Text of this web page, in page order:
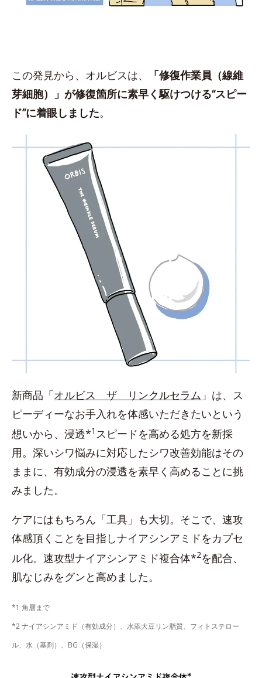
この発見から、オルビスは、
「修復作業員（線維
芽細胞）」が修復箇所に素早く駆けつける“スピー
ド”に着眼しました。
新商品「オルビス ザ リンクルセラム 」は、ス
ピーディーなお手入れを体感いただきたいという
想いから、浸透*1 スピードを高める処方を新採
用。深いシワ悩みに対応したシワ改善効能はその
ままに、有効成分の浸透を素早く高めることに挑
みました。
ケアにはもちろん「工具」も大切。そこで、速攻
体感頂くことを目指しナイアシンアミドをカプセ
ル化。速攻型ナイアシンアミド複合体*2を配合、
肌なじみをグンと高めました。
*1 角層まで
*2 ナイアシンアミド（有効成分）、水添大豆リン脂質、フィトステロー
ル、水（基剤）、BG（保湿）